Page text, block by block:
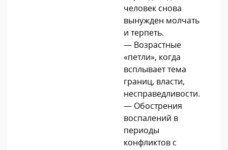
человек снова
вынужден молчать
и терпеть.
— Возрастные
«петли», когда
всплывает тема
границ, власти,
несправедливости.
— Обострения
воспалений в
периоды
конфликтов с